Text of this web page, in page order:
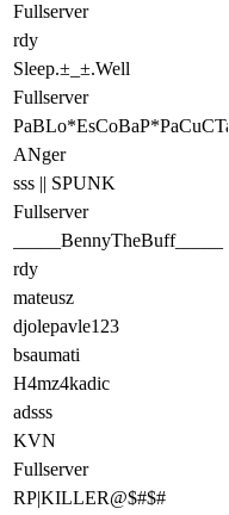
Fullserver
rdy
Sleep.±_±.Well
Fullserver
PaBLo*EsCoBaP*PaCuCTa
ANger
sss || SPUNK
Fullserver
_____BennyTheBuff_____
rdy
mateusz
djolepavle123
bsaumati
H4mz4kadic
adsss
KVN
Fullserver
RP|KILLER@$#$#